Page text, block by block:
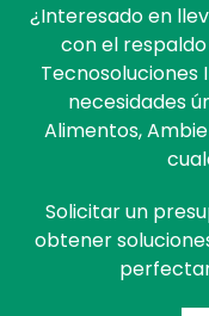
¿Interesado en
con el
Tecnosoluciones
necesidades
Alimentos,
Solicitar un
obtener